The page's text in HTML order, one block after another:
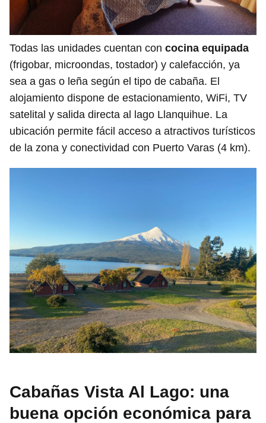
Todas las unidades cuentan con cocina equipada
(frigobar, microondas, tostador) y calefacción, ya
sea a gas o leña según el tipo de cabaña. El
alojamiento dispone de estacionamiento, WiFi, TV
satelital y salida directa al lago Llanquihue. La
ubicación permite fácil acceso a atractivos turísticos
de la zona y conectividad con Puerto Varas (4 km).
Cabañas Vista Al Lago: una
buena opción económica para